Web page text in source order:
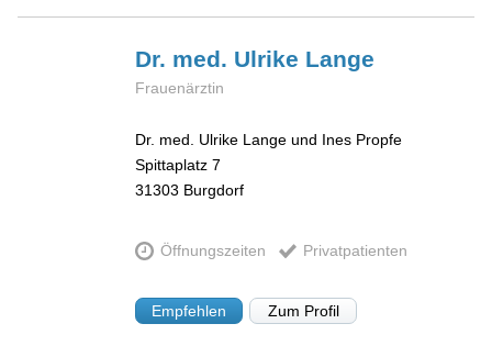
Dr. med. Ulrike Lange
Frauenärztin
Dr. med. Ulrike Lange und Ines Propfe
Spittaplatz 7
31303 Burgdorf
Öffnungszeiten Privatpatienten
Empfehlen Zum Profil